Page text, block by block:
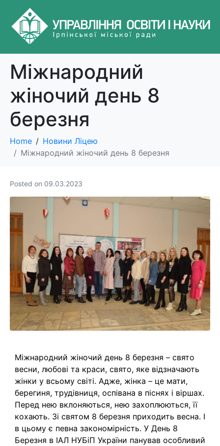
Міжнародний
жіночий день 8
березня
Home
Новини Ліцею
Міжнародний жіночий день 8 березня
Posted on 09.03.2023
Міжнародний жіночий день 8 березня – свято
весни, любові та краси, свято, яке відзначають
жінки у всьому світі. Адже, жінка – це мати,
берегиня, трудівниця, оспівана в піснях і віршах.
Перед нею вклоняються, нею захоплюються, її
кохають. Зі святом 8 березня приходить весна. І
в цьому є певна закономірність. У День 8
Березня в ІАЛ НУБіП України панував особливий